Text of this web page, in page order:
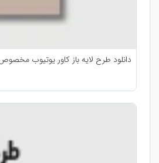
دانلود طرح لایه باز کاور یوتیوب